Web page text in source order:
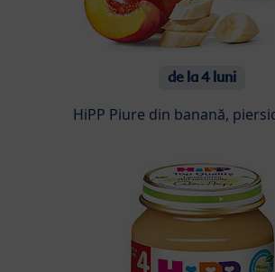
de la 4 luni
HiPP Piure din banană,